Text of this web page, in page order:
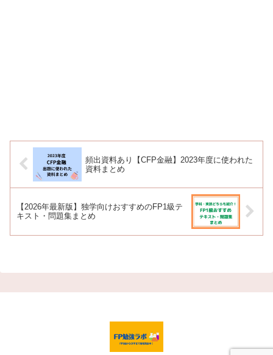
頻出資料あり【CFP金融】2023年度に使われた
資料まとめ
【2026年最新版】独学向けおすすめのFP1級テ
キスト・問題集まとめ